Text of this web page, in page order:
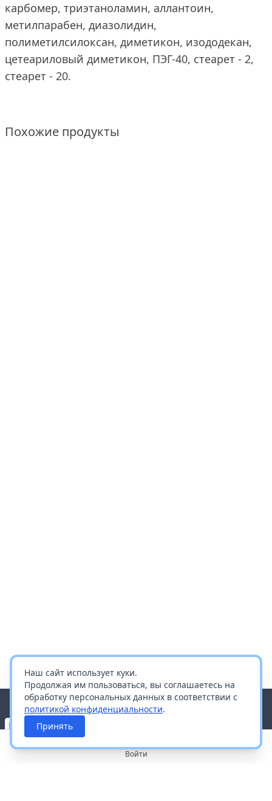
карбомер, триэтаноламин, аллантоин,
метилпарабен, диазолидин,
полиметилсилоксан, диметикон, изододекан,
цетеариловый диметикон, ПЭГ-40, стеарет - 2,
стеарет - 20.
Похожие продукты
Наш сайт использует куки.
Продолжая им пользоваться, вы соглашаетесь на
обработку персональных данных в соответствии с
политикой конфиденциальности.
Принять
Войти